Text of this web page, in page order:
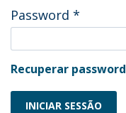
Password *
Recuperar password
INICIAR SESSÃO